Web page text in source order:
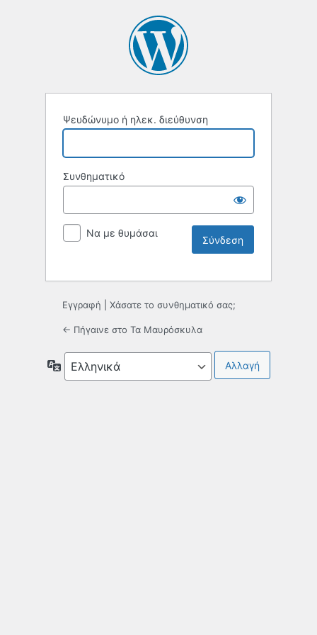
Ψευδώνυμο ή ηλεκ. διεύθυνση
Συνθηματικό
Να με θυμάσαι
Εγγραφή Χάσατε το συνθηματικό σας;
← Πήγαινε στο Τα Μαυρόσκυλα
Γλώσσα